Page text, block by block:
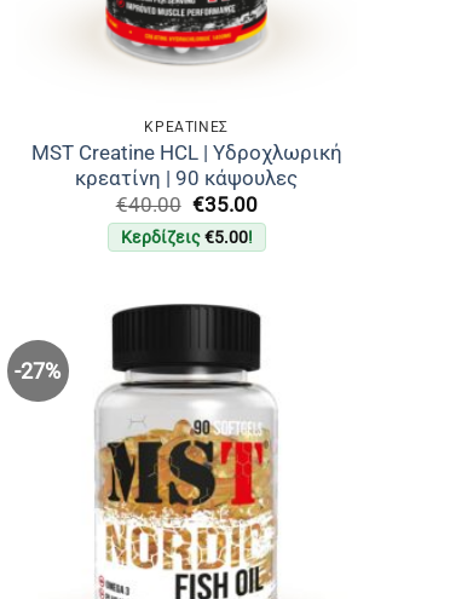
ΚΡΕΑΤΙΝΕΣ
MST Creatine HCL | Υδροχλωρική
κρεατίνη | 90 κάψουλες
€40.00 Original
price
was:
€35.00Η
τρέχουσα
τιμή
Κερδίζεις€5.00!
-27%